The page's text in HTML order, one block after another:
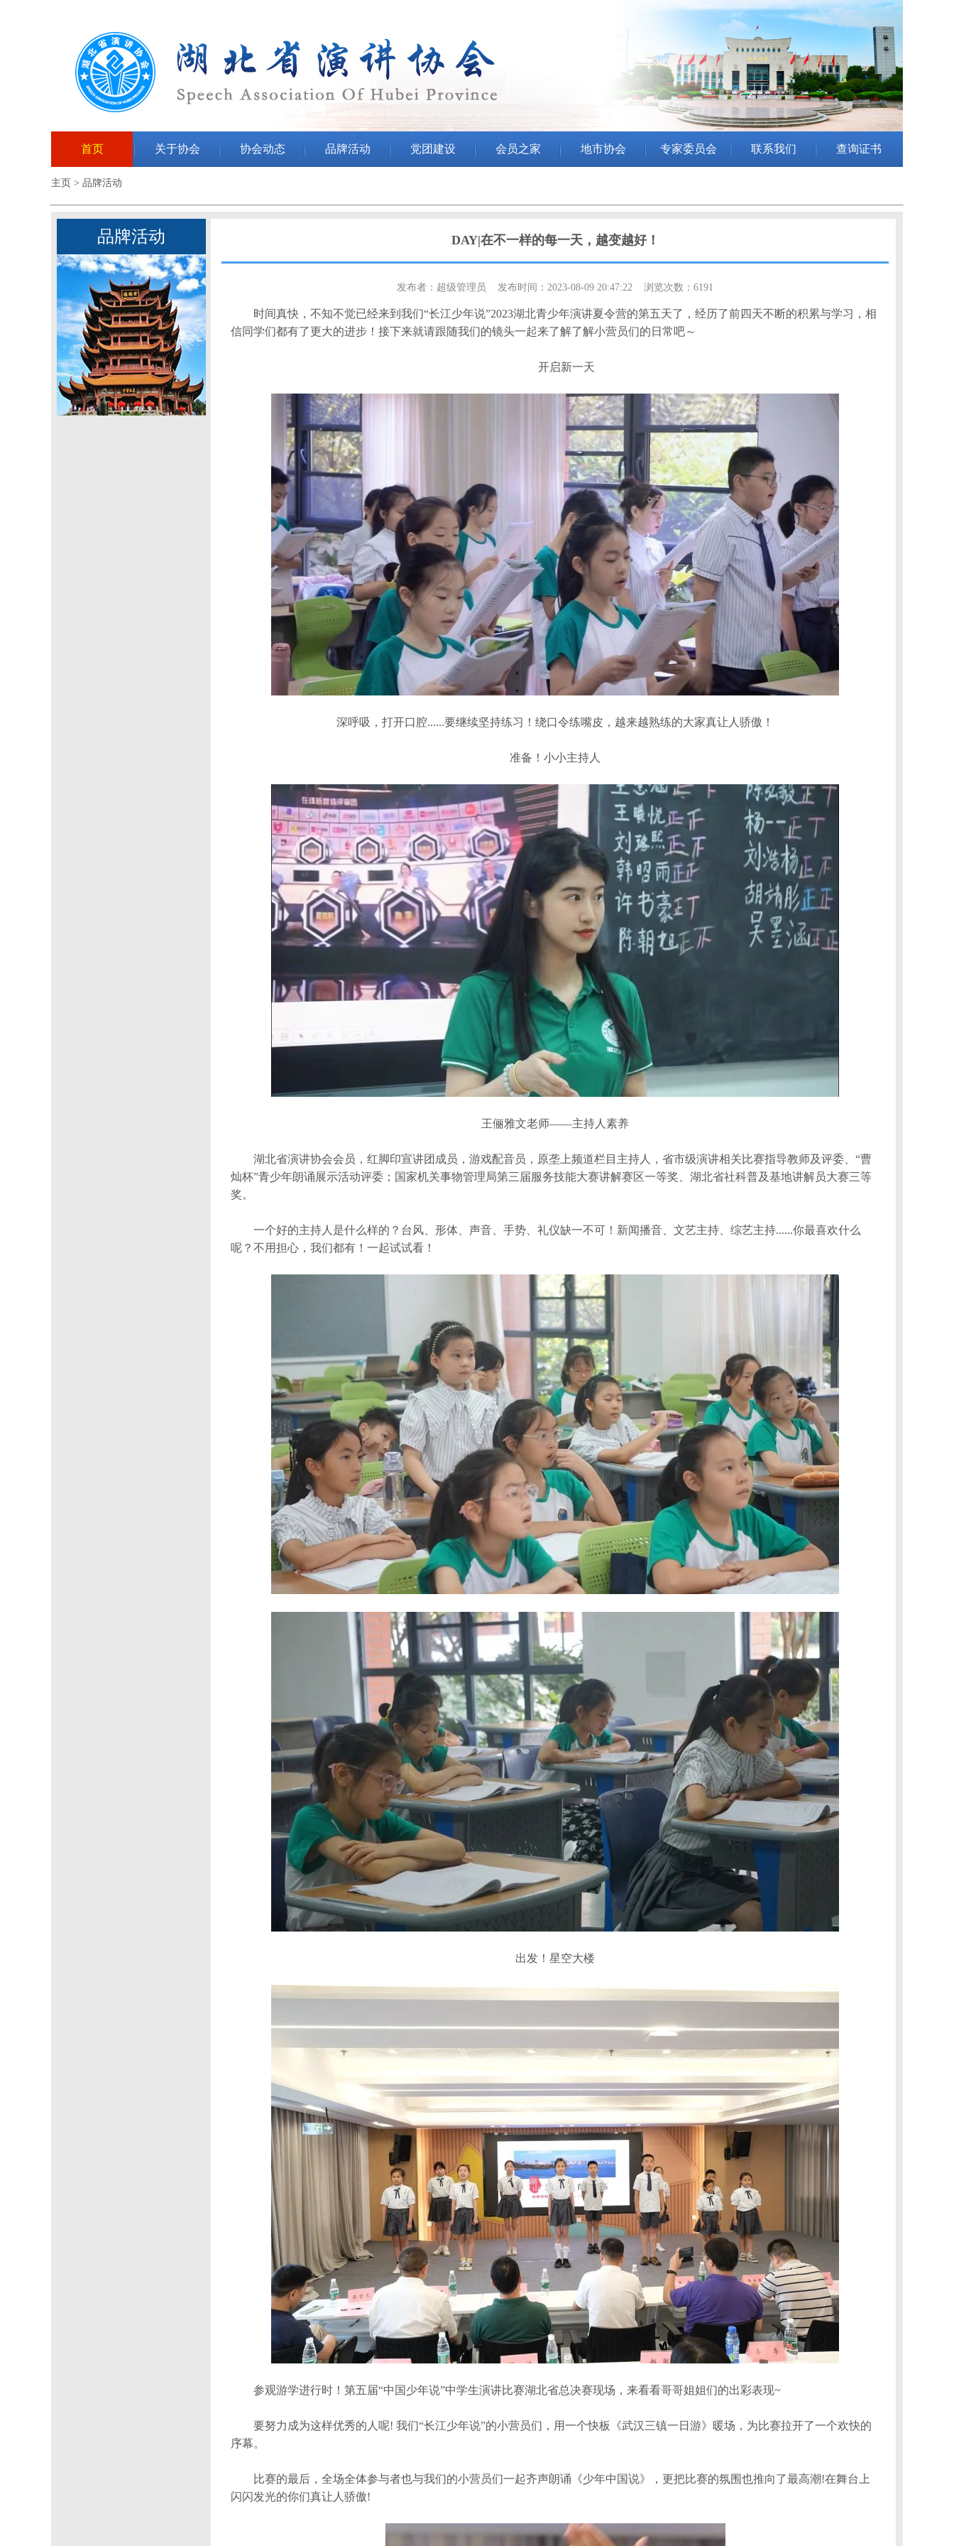
首页 关于协会 协会动态 品牌活动 党团建设 会员之家 地市协会 专家委员会 联系我们 查询证书
主页 > 品牌活动
品牌活动 DAY|在不一样的每一天，越变越好！
发布者：超级管理员 发布时间：2023-08-09 20:47:22 浏览次数：6191
时间真快，不知不觉已经来到我们“长江少年说”2023湖北青少年演讲夏令营的第五天了，经历了前四天不断的积累与学习，相
信同学们都有了更大的进步！接下来就请跟随我们的镜头一起来了解了解小营员们的日常吧～
开启新一天
深呼吸，打开口腔......要继续坚持练习！绕口令练嘴皮，越来越熟练的大家真让人骄傲！
准备！小小主持人
王俪雅文老师——主持人素养
湖北省演讲协会会员，红脚印宣讲团成员，游戏配音员，原垄上频道栏目主持人，省市级演讲相关比赛指导教师及评委、“曹
灿杯”青少年朗诵展示活动评委；国家机关事物管理局第三届服务技能大赛讲解赛区一等奖、 湖北省社科普及基地讲解员大赛三等
奖。
一个好的主持人是什么样的？台风、形体、声音、手势、礼仪缺一不可！新闻播音、文艺主持、综艺主持......你最喜欢什么
呢？不用担心，我们都有！一起试试看！
出发！星空大楼
参观游学进行时！第五届“中国少年说”中学生演讲比赛湖北省总决赛现场，来看看哥哥姐姐们的出彩表现~
要努力成为这样优秀的人呢! 我们“长江少年说”的小营员们，用一个快板《武汉三镇一日游》暖场，为比赛拉开了一个欢快的
序幕。
比赛的最后，全场全体参与者也与我们的小营员们一起齐声朗诵《少年中国说》，更把比赛的氛围也推向了最高潮!在舞台上
闪闪发光的你们真让人骄傲!